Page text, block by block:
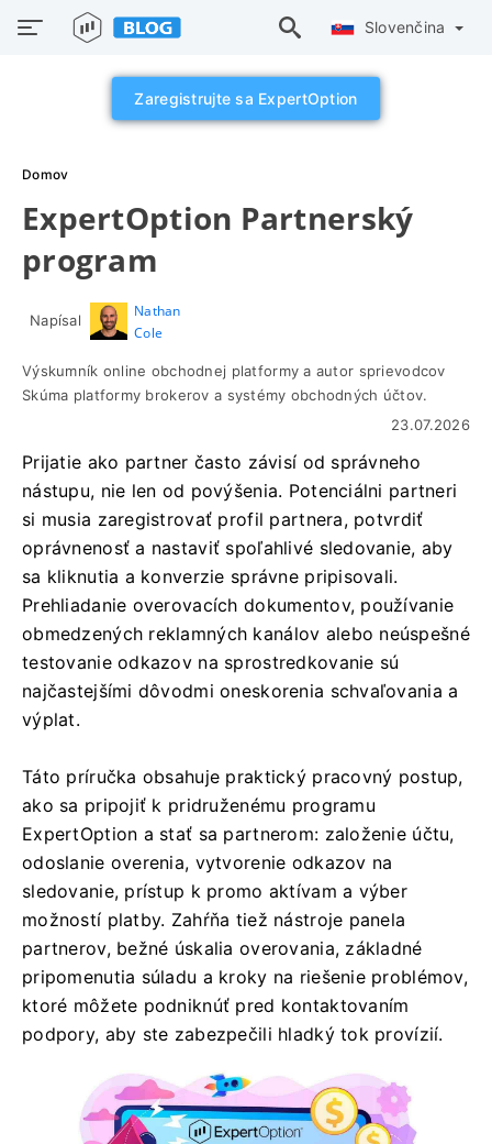
Slovenčina
Zaregistrujte sa ExpertOption
Domov
ExpertOption Partnerský
program
Napísal
Nathan
Cole
Výskumník online obchodnej platformy a autor sprievodcov
Skúma platformy brokerov a systémy obchodných účtov.
23.07.2026
Prijatie ako partner často závisí od správneho
nástupu, nie len od povýšenia. Potenciálni partneri
si musia zaregistrovať profil partnera, potvrdiť
oprávnenosť a nastaviť spoľahlivé sledovanie, aby
sa kliknutia a konverzie správne pripisovali.
Prehliadanie overovacích dokumentov, používanie
obmedzených reklamných kanálov alebo neúspešné
testovanie odkazov na sprostredkovanie sú
najčastejšími dôvodmi oneskorenia schvaľovania a
výplat.
Táto príručka obsahuje praktický pracovný postup,
ako sa pripojiť k pridruženému programu
ExpertOption a stať sa partnerom: založenie účtu,
odoslanie overenia, vytvorenie odkazov na
sledovanie, prístup k promo aktívam a výber
možností platby. Zahŕňa tiež nástroje panela
partnerov, bežné úskalia overovania, základné
pripomenutia súladu a kroky na riešenie problémov,
ktoré môžete podniknúť pred kontaktovaním
podpory, aby ste zabezpečili hladký tok provízií.